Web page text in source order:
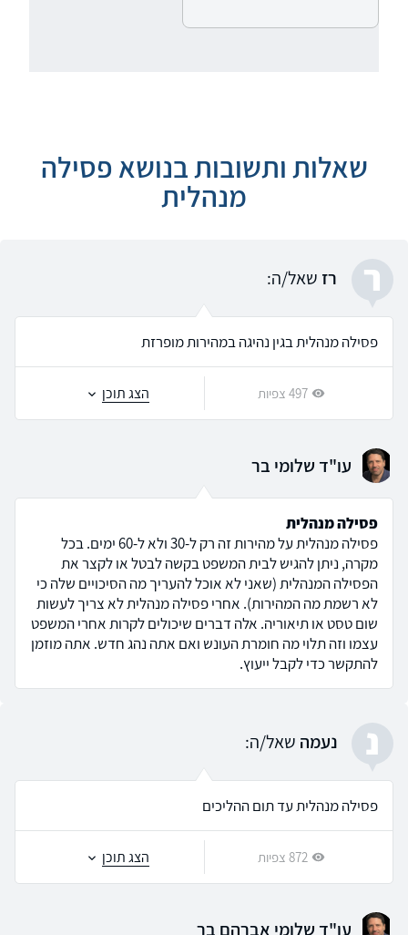
שאלות ותשובות בנושא פסילה
מנהלית
ר רז שאל/ה:
פסילה מנהלית בגין נהיגה במהירות מופרזת
497 צפיות הצג תוכן
עו"ד שלומי בר
פסילה מנהלית
פסילה מנהלית על מהירות זה רק ל-30 ולא ל-60 ימים. בכל
מקרה, ניתן להגיש לבית המשפט בקשה לבטל או לקצר את
הפסילה המנהלית (שאני לא אוכל להעריך מה הסיכויים שלה כי
לא רשמת מה המהירות). אחרי פסילה מנהלית לא צריך לעשות
שום טסט או תיאוריה. אלה דברים שיכולים לקרות אחרי המשפט
עצמו וזה תלוי מה חומרת העונש ואם אתה נהג חדש. אתה מוזמן
להתקשר כדי לקבל ייעוץ.
נ נעמה שאל/ה:
פסילה מנהלית עד תום ההליכים
872 צפיות הצג תוכן
עו"ד שלומי אברהם בר